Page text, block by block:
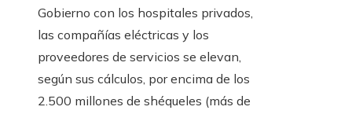
Gobierno con los hospitales privados,
las compañías eléctricas y los
proveedores de servicios se elevan,
según sus cálculos, por encima de los
2.500 millones de shéqueles (más de